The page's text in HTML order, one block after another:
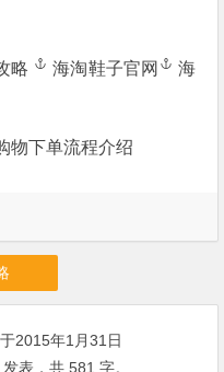
略 海淘鞋子官网
海
物下单流程介绍
2015年1月31日
发表，共 581 字。